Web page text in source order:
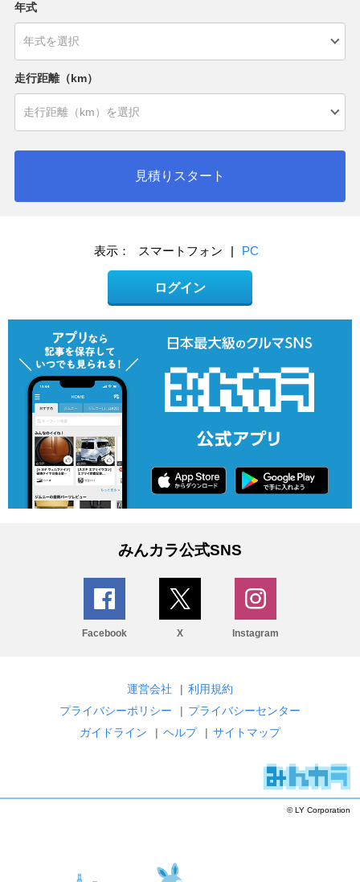
年式
走行距離（km）
見積りスタート
表示： スマートフォン | PC
ログイン
みんカラ公式SNS
Facebook X Instagram
運営会社 | 利用規約
プライバシーポリシー
| プライバシーセンター
ガイドライン
| ヘルプ | サイトマップ
© LY Corporation